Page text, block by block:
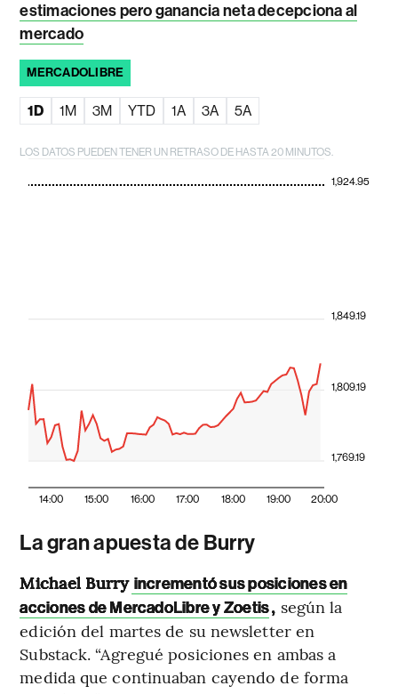
estimaciones pero ganancia neta decepciona al
mercado
MERCADOLIBRE
1D 1M 3M YTD 1A 3A 5A
LOS DATOS PUEDEN TENER UN RETRASO DE HASTA 20 MINUTOS.
14:00 15:00 16:00 17:00 18:00 19:00 20:00
1,769.19
1,809.19
1,849.19
1,924.95
La gran apuesta de Burry
Michael Burry incrementó sus posiciones en
acciones de MercadoLibre y Zoetis, según la
edición del martes de su newsletter en
Substack. “Agregué posiciones en ambas a
medida que continuaban cayendo de forma